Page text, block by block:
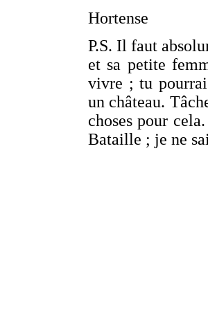
Hortense
P.S. Il faut
et sa petite
vivre ; tu
un château.
choses pour
Bataille ; je ne